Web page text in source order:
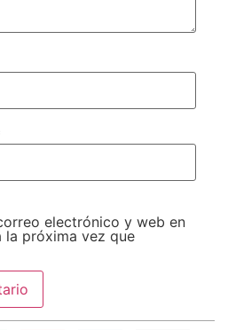
electrónico y web en
la próxima vez que